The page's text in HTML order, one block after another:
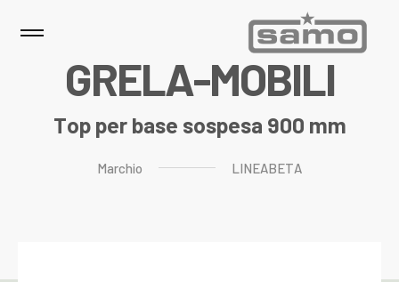
GRELA-MOBILI
Top per base sospesa 900 mm
Marchio LINEABETA